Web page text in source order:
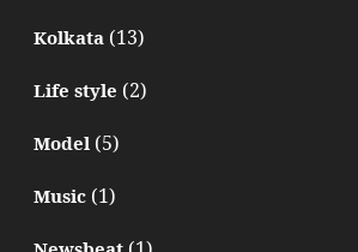
Kolkata(13)
Life style (2)
Model(5)
Music(1)